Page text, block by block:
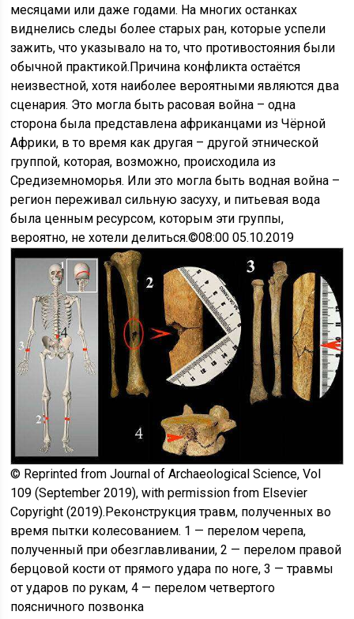
месяцами или даже годами. На многих останках
виднелись следы более старых ран, которые успели
зажить, что указывало на то, что противостояния были
обычной практикой.Причина конфликта остаётся
неизвестной, хотя наиболее вероятными являются два
сценария. Это могла быть расовая война – одна
сторона была представлена африканцами из Чёрной
Африки, в то время как другая – другой этнической
группой, которая, возможно, происходила из
Средиземноморья. Или это могла быть водная война –
регион переживал сильную засуху, и питьевая вода
была ценным ресурсом, которым эти группы,
вероятно, не хотели делиться.©08:00 05.10.2019
© Reprinted from Journal of Archaeological Science, Vol
109 (September 2019), with permission from Elsevier
Copyright (2019).Реконструкция травм, полученных во
время пытки колесованием. 1 — перелом черепа,
полученный при обезглавливании, 2 — перелом правой
берцовой кости от прямого удара по ноге, 3 — травмы
от ударов по рукам, 4 — перелом четвертого
поясничного позвонка